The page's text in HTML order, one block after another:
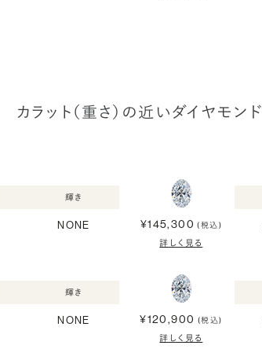
カラット（重さ）の近いダイヤモンド
輝き
NONE ¥145,300 (税込)
詳しく見る
輝き
NONE ¥120,900 (税込)
詳しく見る